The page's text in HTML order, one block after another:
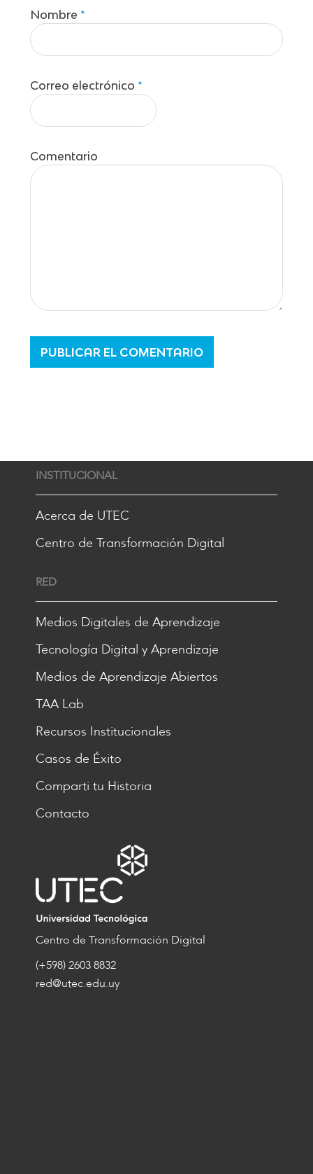
Nombre *
Correo electrónico *
Comentario
INSTITUCIONAL
Acerca de UTEC
Centro de Transformación Digital
RED
Medios Digitales de Aprendizaje
Tecnología Digital y Aprendizaje
Medios de Aprendizaje Abiertos
TAA Lab
Recursos Institucionales
Casos de Éxito
Comparti tu Historia
Contacto
Centro de Transformación Digital
(+598) 2603 8832
red@utec.edu.uy